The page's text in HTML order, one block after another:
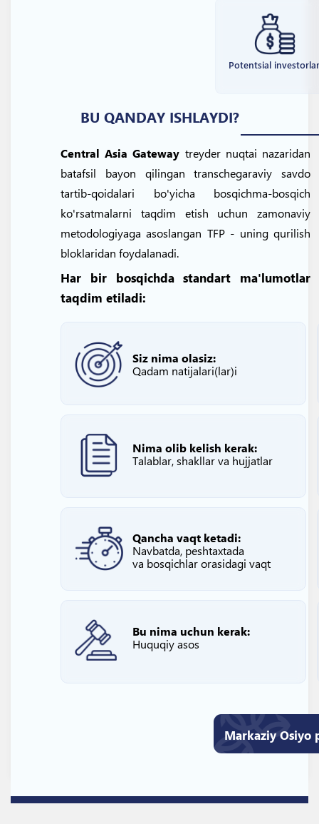
Potentsial
BU QANDAY ISHLAYDI?
Central Asia Gateway treyder nuqtai nazaridan
batafsil bayon qilingan transchegaraviy savdo
tartib-qoidalari bo'yicha bosqichma-bosqich
ko'rsatmalarni taqdim etish uchun zamonaviy
metodologiyaga asoslangan TFP - uning qurilish
bloklaridan foydalanadi.
Har bir bosqichda standart ma'lumotlar
taqdim etiladi:
Siz nima olasiz:
Qadam natijalari(lar)i
Nima olib kelish kerak:
Talablar, shakllar va hujjatlar
Qancha vaqt ketadi:
Navbatda, peshtaxtada
va bosqichlar orasidagi vaqt
Bu nima uchun kerak:
Huquqiy asos
Markaziy Osiyo